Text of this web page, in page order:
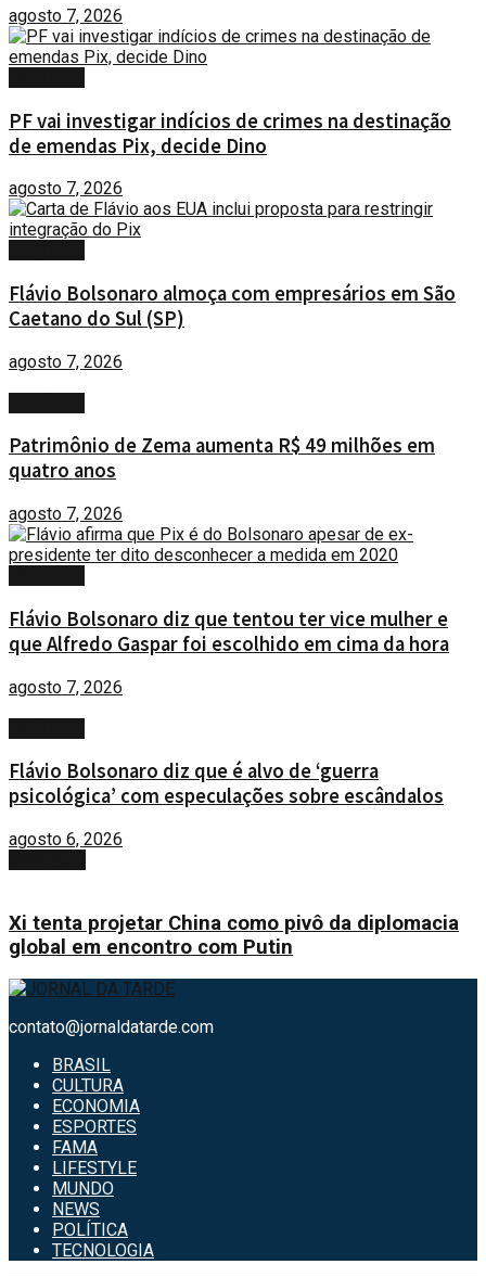
agosto 7, 2026
PF vai investigar indícios de crimes na destinação
de emendas Pix, decide Dino
agosto 7, 2026
Flávio Bolsonaro almoça com empresários em São
Caetano do Sul (SP)
agosto 7, 2026
Patrimônio de Zema aumenta R$ 49 milhões em
quatro anos
agosto 7, 2026
Flávio Bolsonaro diz que tentou ter vice mulher e
que Alfredo Gaspar foi escolhido em cima da hora
agosto 7, 2026
Flávio Bolsonaro diz que é alvo de ‘guerra
psicológica’ com especulações sobre escândalos
agosto 6, 2026
Xi tenta projetar China como pivô da diplomacia
global em encontro com Putin
contato@jornaldatarde.com
BRASIL
CULTURA
ECONOMIA
ESPORTES
FAMA
LIFESTYLE
MUNDO
NEWS
POLÍTICA
TECNOLOGIA